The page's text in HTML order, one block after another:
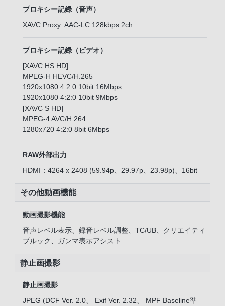
プロキシー記録（音声）
XAVC Proxy: AAC-LC 128kbps 2ch
プロキシー記録（ビデオ）
[XAVC HS HD]
MPEG-H HEVC/H.265
1920x1080 4:2:0 10bit 16Mbps
1920x1080 4:2:0 10bit 9Mbps
[XAVC S HD]
MPEG-4 AVC/H.264
1280x720 4:2:0 8bit 6Mbps
RAW外部出力
HDMI：4264 x 2408 (59.94p、29.97p、23.98p)、16bit
その他動画機能
動画撮影機能
音声レベル表示、録音レベル調整、TC/UB、クリエイティ
ブルック、ガンマ表示アシスト
静止画撮影
静止画撮影
JPEG (DCF Ver. 2.0、 Exif Ver. 2.32、 MPF Baseline準